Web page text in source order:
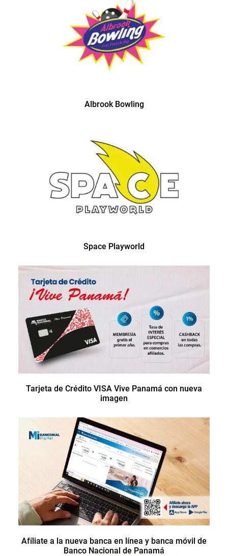
Albrook Bowling
Space Playworld
Tarjeta de Crédito VISA Vive Panamá con nueva
imagen
Afíliate a la nueva banca en línea y banca móvil de
Banco Nacional de Panamá